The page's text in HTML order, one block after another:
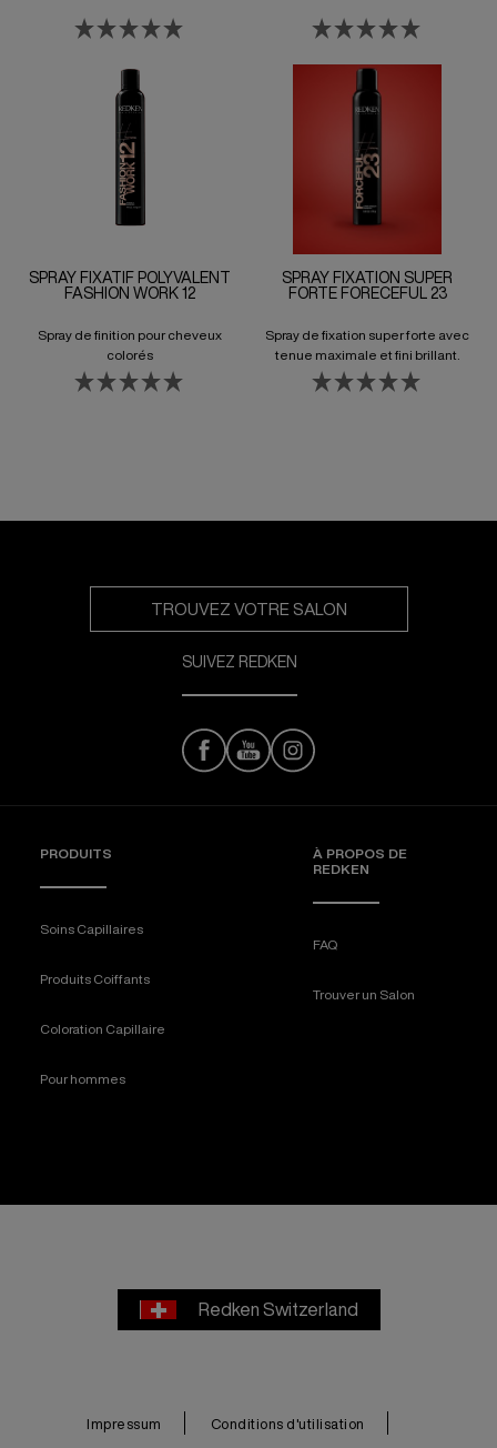
SPRAY FIXATIF POLYVALENT
FASHION WORK 12
Spray de finition pour cheveux
colorés
SPRAY FIXATION SUPER
FORTE FORECEFUL 23
Spray de fixation super forte avec
tenue maximale et fini brillant.
TROUVEZ VOTRE SALON
SUIVEZ REDKEN
PRODUITS
Soins Capillaires
Produits Coiffants
Coloration Capillaire
Pour hommes
À PROPOS DE
REDKEN
FAQ
Trouver un Salon
Redken Switzerland
Impressum Conditions d'utilisation